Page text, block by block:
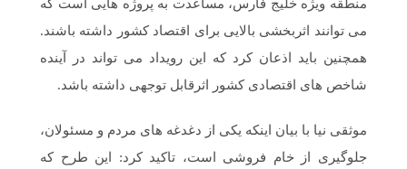
منطقه ویژه خلیج فارس، مساعدت به پروژه هایی است که
می توانند اثربخشی بالایی برای اقتصاد کشور داشته باشند.
همچنین باید اذعان کرد که این رویداد می تواند در آینده
شاخص های اقتصادی کشور اثرقابل توجهی داشته باشد.
موثقی نیا با بیان اینکه یکی از دغدغه های مردم و مسئولان،
جلوگیری از خام فروشی است، تاکید کرد: این طرح که